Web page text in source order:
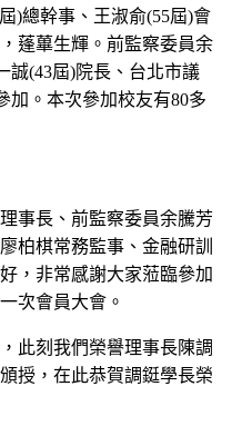
)總幹事、王淑俞(55屆)會
蓬蓽生輝。前監察委員余
誠(43屆)院長、台北市議
加。本次參加校友有80多
事長、前監察委員余騰芳
柏棋常務監事、金融研訓
，非常感謝大家蒞臨參加
次會員大會。
此刻我們榮譽理事長陳調
授，在此恭賀調鋌學長榮